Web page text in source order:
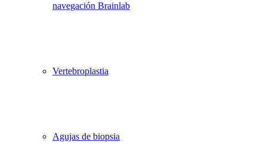
navegación Brainlab
Vertebroplastia
Agujas de biopsia